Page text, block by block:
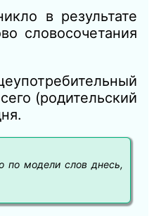
в результате
словосочетания
(родительский
по модели слов днесь,